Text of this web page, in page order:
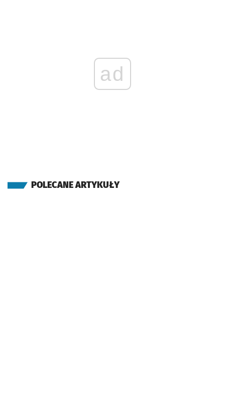
ad
POLECANE ARTYKUŁY